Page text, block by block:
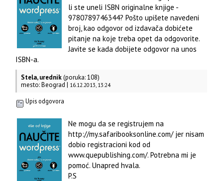
li ste uneli ISBN originalne knjige -
9780789746344? Pošto upišete navedeni
broj, kao odgovor od izdavača dobićete
pitanje na koje treba opet da odgovorite.
Javite se kada dobijete odgovor na unos
ISBN-a.
Stela, urednik(poruka: 108)
mesto: Beograd | 16.12.2013, 13:24
Upis odgovora
Ne mogu da se registrujem na
http://my.safaribooksonline.com/ jer nisam
dobio registracioni kod od
www.quepublishing.com/. Potrebna mi je
pomoć. Unapred hvala.
P.S